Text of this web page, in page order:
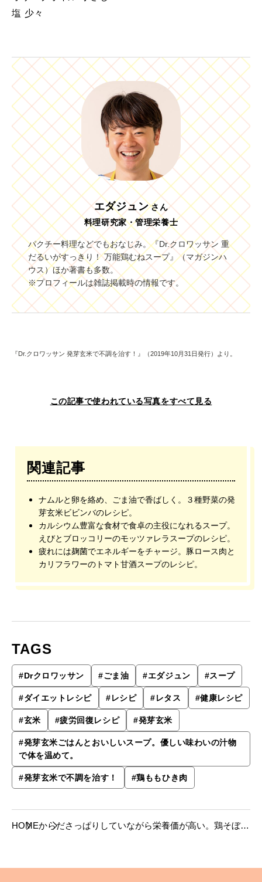
塩 少々
エダジュン さん
料理研究家・管理栄養士
パクチー料理などでもおなじみ。『Dr.クロワッサン 重
だるいがすっきり！ 万能鶏むねスープ』（マガジンハ
ウス）ほか著書も多数。
※プロフィールは雑誌掲載時の情報です。
『Dr.クロワッサン 発芽玄米で不調を治す！』（2019年10月31日発行）より。
この記事で使われている写真をすべて見る
関連記事
ナムルと卵を絡め、ごま油で香ばしく。３種野菜の発
芽玄米ビビンバのレシピ。
カルシウム豊富な食材で食卓の主役になれるスープ。
えびとブロッコリーのモッツァレラスープのレシピ。
疲れには麹菌でエネルギーをチャージ。豚ロース肉と
カリフラワーのトマト甘酒スープのレシピ。
TAGS
#Drクロワッサン #ごま油 #エダジュン #スープ
#ダイエットレシピ #レシピ #レタス #健康レシピ
#玄米 #疲労回復レシピ #発芽玄米
#発芽玄米ごはんとおいしいスープ。優しい味わいの汁物
で体を温めて。
#発芽玄米で不調を治す！ #鶏ももひき肉
HOMEからださっぱりしていながら栄養価が高い。鶏そぼろ